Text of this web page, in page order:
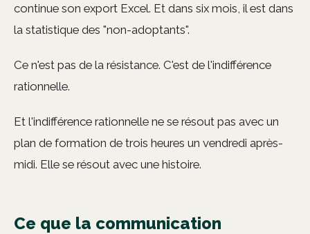
continue son export Excel. Et dans six mois, il est dans
la statistique des "non-adoptants".
Ce n'est pas de la résistance. C'est de l'indifférence
rationnelle.
Et l'indifférence rationnelle ne se résout pas avec un
plan de formation de trois heures un vendredi après-
midi. Elle se résout avec une histoire.
Ce que la communication